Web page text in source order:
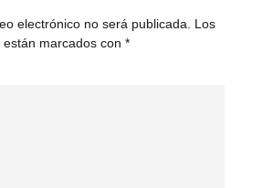
electrónico no será publicada.
Los
marcados con *